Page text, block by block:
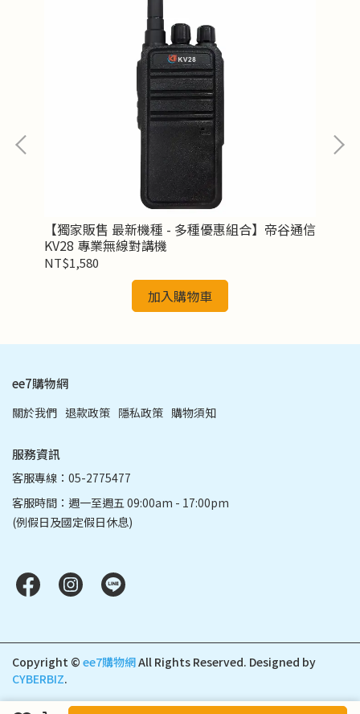
【獨家販售 最新機種 - 多種優惠組合】帝谷通信
KV28 專業無線對講機
NT$1,580
加入購物車
ee7購物網
關於我們 退款政策 隱私政策 購物須知
服務資訊
客服專線：05-2775477
客服時間：週一至週五 09:00am - 17:00pm
(例假日及國定假日休息)
Copyright © ee7購物網All Rights Reserved. Designed by
CYBERBIZ.